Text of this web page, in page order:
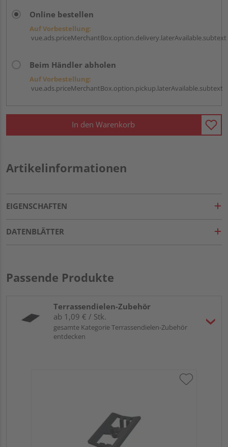
Online bestellen
Auf Vorbestellung:
vue.ads.priceMerchantBox.option.delivery.laterAvailable.subtext
Beim Händler abholen
Auf Vorbestellung:
vue.ads.priceMerchantBox.option.pickup.laterAvailable.subtext
In den Warenkorb
Artikelinformationen
EIGENSCHAFTEN
DATENBLÄTTER
Passende Produkte
Terrassendielen-Zubehör
ab 1,09 € / Stk.
gesamte Kategorie Terrassendielen-Zubehör
entdecken